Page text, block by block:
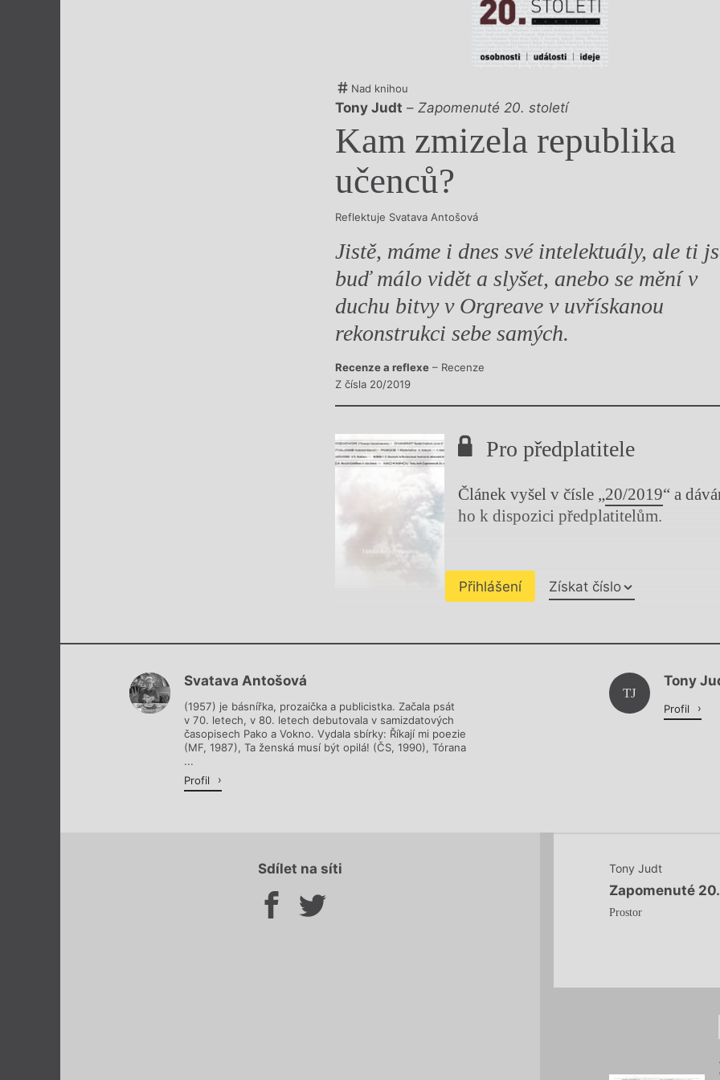
Nad knihou
Tony Judt – Zapomenuté 20. století
Kam zmizela republika
učenců?
Reflektuje Svatava Antošová
Jistě, máme i dnes své intelektuály, ale ti
buď málo vidět a slyšet, anebo se mění v
duchu bitvy v Orgreave v uvřískanou
rekonstrukci sebe samých.
Recenze a reflexe – Recenze
Z čísla 20/2019
Pro předplatitele
Článek vyšel v čísle „20/2019“ a
ho k dispozici předplatitelům.
Přihlášení Získat číslo
Chviličku.
Svatava Antošová
(1957) je básnířka, prozaička a publicistka. Začala psát
v 70. letech, v 80. letech debutovala v samizdatových
časopisech Pako a Vokno. Vydala sbírky: Říkají mi poezie
(MF, 1987), Ta ženská musí být opilá! (ČS, 1990), Tórana
...
Profil
TJ
Tony
Profil
Sdílet na síti Tony Judt
Zapomenuté
Prostor